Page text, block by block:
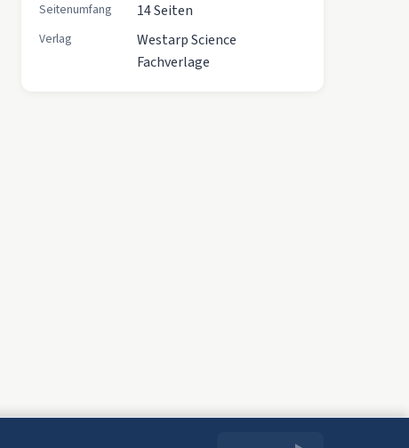
Seitenumfang 14 Seiten
Verlag
Westarp Science
Fachverlage